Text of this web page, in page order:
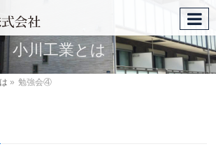
小川工業とは
» 勉強会④